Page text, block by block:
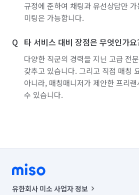
규정에 준하여 채팅과 유선상담만
미팅은 가능합니다.
타 서비스 대비 장점은 무엇인가요
다양한 직군의 경력을 지닌 고급 전
갖추고 있습니다. 그리고 직접 매칭
아니라, 매칭매니저가 제안한 프리
수 있습니다.
유한회사 미소 사업자 정보